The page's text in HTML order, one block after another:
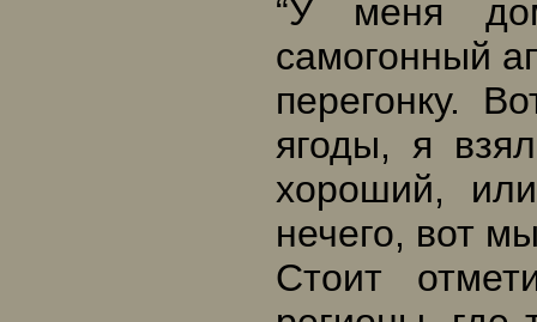
“У меня
самогонный
перегонку.
ягоды, я
хороший,
нечего, вот
Стоит